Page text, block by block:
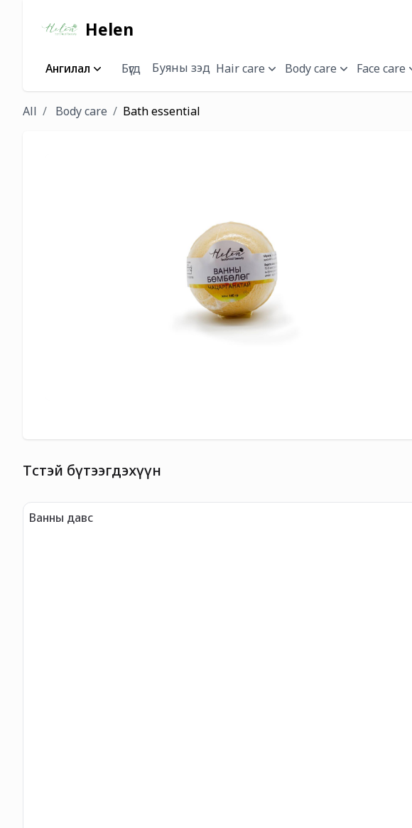
Helen
Ангилал Бүгд Буяны зэд Hair care Body care Face care
All Body care Bath essential
Төстэй бүтээгдэхүүн
Ванны давс